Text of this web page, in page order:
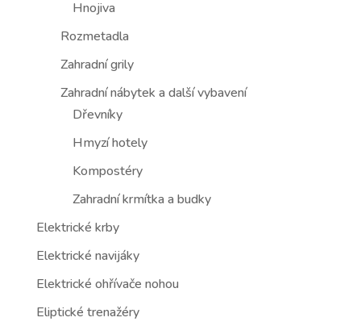
Hnojiva
Rozmetadla
Zahradní grily
Zahradní nábytek a další vybavení
Dřevníky
Hmyzí hotely
Kompostéry
Zahradní krmítka a budky
Elektrické krby
Elektrické navijáky
Elektrické ohřívače nohou
Eliptické trenažéry